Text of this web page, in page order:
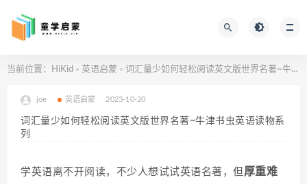
当前位置： HiKid > 英语启蒙 > 词汇量少如何轻松阅读英文版世界名著~牛津书虫英语读物系列
joe 英语启蒙 2023-10-20
词汇量少如何轻松阅读英文版世界名著~牛津书虫英语读物系
列
学英语离不开阅读，不少人想试试英语名著，但 厚重难